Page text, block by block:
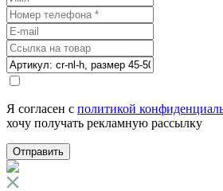
Я согласен с политикой
хочу получать рекламную рассылку
Отправить